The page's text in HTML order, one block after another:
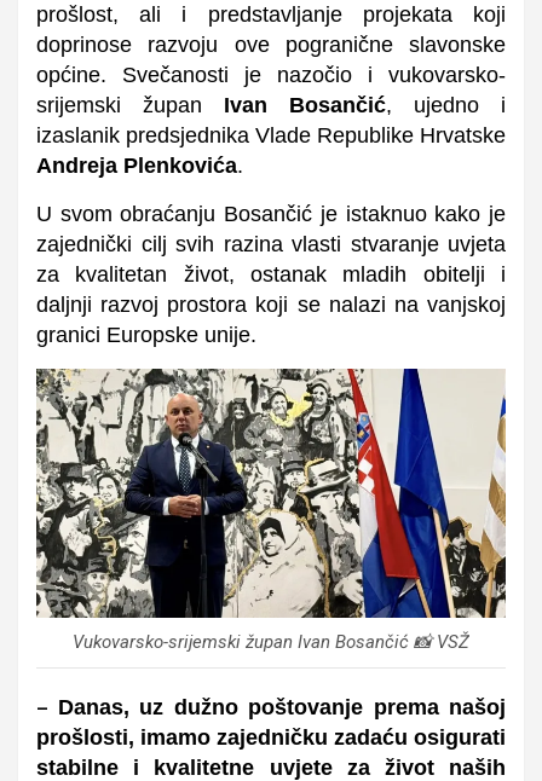
prošlost, ali i predstavljanje projekata koji
doprinose razvoju ove pogranične slavonske
općine. Svečanosti je nazočio i vukovarsko-
srijemski župan Ivan Bosančić, ujedno i
izaslanik predsjednika Vlade Republike Hrvatske
Andreja Plenkovića.
U svom obraćanju Bosančić je istaknuo kako je
zajednički cilj svih razina vlasti stvaranje uvjeta
za kvalitetan život, ostanak mladih obitelji i
daljnji razvoj prostora koji se nalazi na vanjskoj
granici Europske unije.
Vukovarsko-srijemski župan Ivan Bosančić 📸 VSŽ
– Danas, uz dužno poštovanje prema našoj
prošlosti, imamo zajedničku zadaću osigurati
stabilne i kvalitetne uvjete za život naših